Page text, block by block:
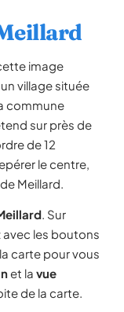
image
village située
commune
sur près de
de 12
le centre,
Meillard.
. Sur
les boutons
carte pour vous
et la vue
de la carte.